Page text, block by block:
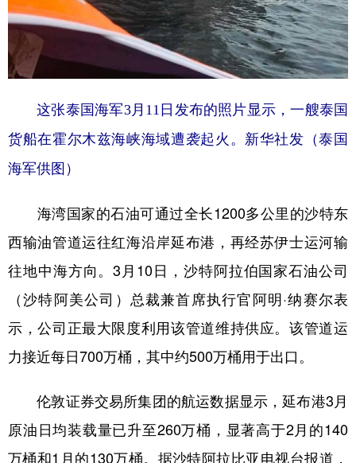
这张泰国海军3月11日发布的照片显示，一艘泰国
货船在霍尔木兹海峡海域遭袭起火。新华社发（泰国
海军供图）
海湾国家的石油可通过全长1200多公里的沙特东
西输油管道运往红海沿岸延布港，再经苏伊士运河输
往地中海方向。3月10日，沙特阿拉伯国家石油公司
（沙特阿美公司）总裁兼首席执行官阿明·纳赛尔表
示，公司正最大限度利用该管道维持供应。该管道运
力接近每日700万桶，其中约500万桶用于出口。
伦敦证券交易所集团的航运数据显示，延布港3月
原油日均装载量已升至260万桶，显著高于2月的140
万桶和1月的130万桶。据沙特阿拉比亚电视台报道，